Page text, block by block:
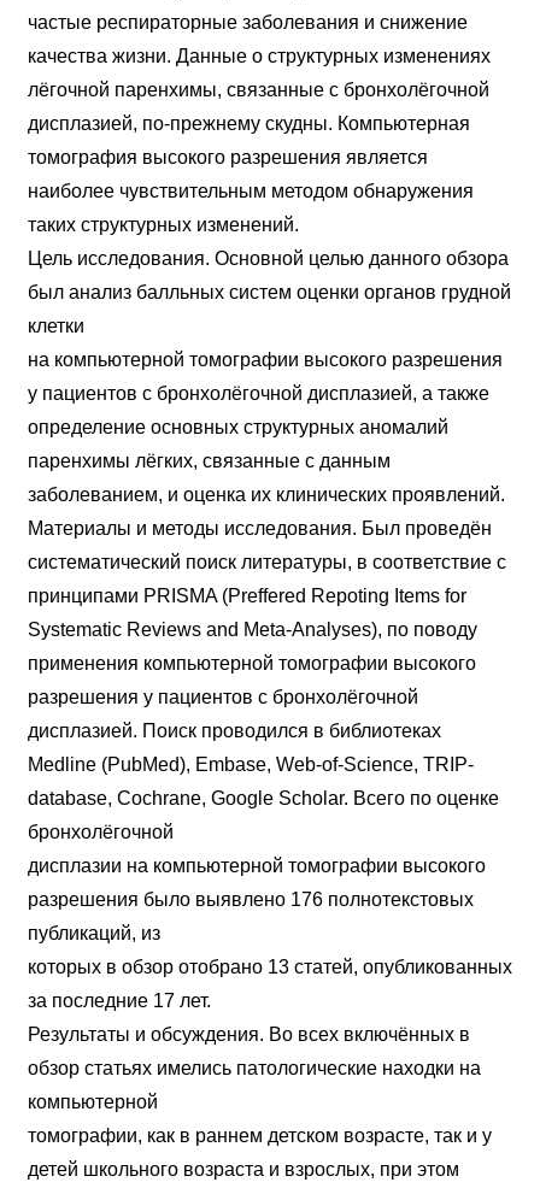
частые респираторные заболевания и снижение
качества жизни. Данные о структурных изменениях
лёгочной паренхимы, связанные с бронхолёгочной
дисплазией, по-прежнему скудны. Компьютерная
томография высокого разрешения является
наиболее чувствительным методом обнаружения
таких структурных изменений.
Цель исследования. Основной целью данного обзора
был анализ балльных систем оценки органов грудной
клетки
на компьютерной томографии высокого разрешения
у пациентов с бронхолёгочной дисплазией, а также
определение основных структурных аномалий
паренхимы лёгких, связанные с данным
заболеванием, и оценка их клинических проявлений.
Материалы и методы исследования. Был проведён
систематический поиск литературы, в соответствие с
принципами PRISMA (Preffered Repoting Items for
Systematic Reviews and Meta-Analyses), по поводу
применения компьютерной томографии высокого
разрешения у пациентов с бронхолёгочной
дисплазией. Поиск проводился в библиотеках
Medline (PubMed), Embase, Web-of-Science, TRIP-
database, Cochrane, Google Scholar. Всего по оценке
бронхолёгочной
дисплазии на компьютерной томографии высокого
разрешения было выявлено 176 полнотекстовых
публикаций, из
которых в обзор отобрано 13 статей, опубликованных
за последние 17 лет.
Результаты и обсуждения. Во всех включённых в
обзор статьях имелись патологические находки на
компьютерной
томографии, как в раннем детском возрасте, так и у
детей школьного возраста и взрослых, при этом